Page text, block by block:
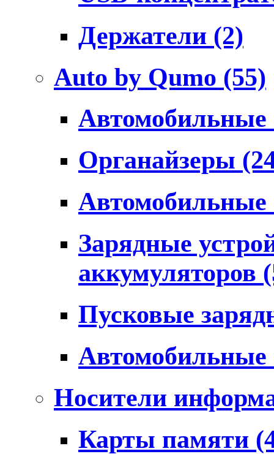
Держатели (2)
Auto by Qumo (55)
Органайзеры
Зарядные
аккумуляторов
Пусковые
Носители
Карты памяти